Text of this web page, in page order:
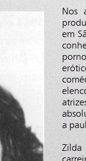
Nos
em
a